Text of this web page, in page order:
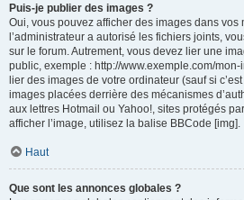
Puis-je publier des images ?
Oui, vous pouvez afficher des images dans vos
l’administrateur a autorisé les fichiers joints,
sur le forum. Autrement, vous devez lier une
public, exemple : http://www.exemple.com/
lier des images de votre ordinateur (sauf si
images placées derrière des mécanismes
aux lettres Hotmail ou Yahoo!, sites protégés
afficher l’image, utilisez la balise BBCode [img].
Haut
Que sont les annonces globales ?